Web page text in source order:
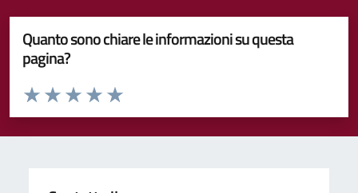
Quanto sono chiare le informazioni su questa
pagina?
Valuta da 1 a 5 stelle la pagina
Valuta 5 stelle su 5
Valuta 4 stelle su 5
Valuta 3 stelle su 5
Valuta 2 stelle su 5
Valuta 1 stelle su 5